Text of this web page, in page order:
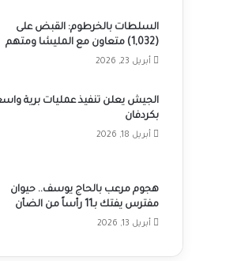
السلطات بالخرطوم: القبض على
(1,032) متعاون مع المليشا ومتهم
أبريل 23, 2026
الجيش يعلن تنفيذ عمليات برية
بكردفان
أبريل 18, 2026
هجوم مرعب بالحاج يوسف.. حيوان
مفترس يفتك بـ11 رأساً من الضأن
أبريل 13, 2026